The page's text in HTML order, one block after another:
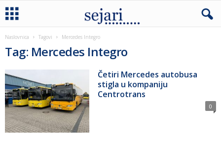
Naslovnica Tagovi Mercedes Integro
Tag: Mercedes Integro
Četiri Mercedes autobusa
stigla u kompaniju
Centrotrans
0